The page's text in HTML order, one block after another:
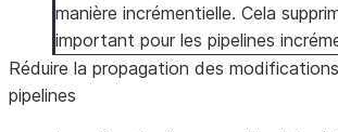
manière incrémentielle. Cela
important pour les pipelines
Réduire la propagation des
pipelines